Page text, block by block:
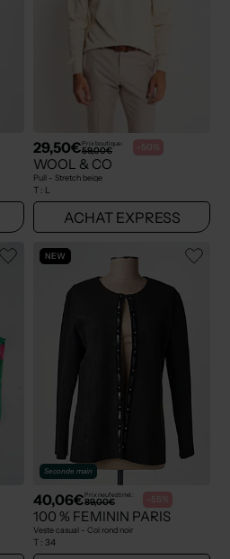
29,50€Prix boutique :
59,00€ -50%
WOOL & CO
Pull - Stretch beige
T : L
ACHAT EXPRESS
NEW
Seconde main
40,06€Prix neuf estimé :
89,00€ -55%
100 % FEMININ PARIS
Veste casual - Col rond noir
T : 34